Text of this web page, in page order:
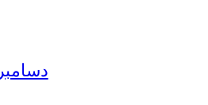
دسامبر 7, 2025